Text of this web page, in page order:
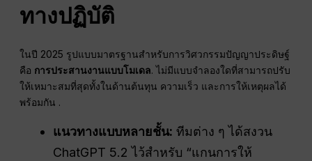
ทางปฏิบัติ
ในปี 2025 รูปแบบมาตรฐานสำหรับการวิศวกรรมปัญญาประดิษฐ์
คือ การประสานงานแบบโมเดล. ไม่มีแบบจำลองใดที่สามารถปรับ
ให้เหมาะสมที่สุดทั้งในด้านต้นทุน ความเร็ว และการให้เหตุผลได้
พร้อมกัน .
แนวทางแบบหลายชั้น: ทีมต่าง ๆ ได้สงวน
ChatGPT 5.2 ไว้สำหรับ “แกนการให้